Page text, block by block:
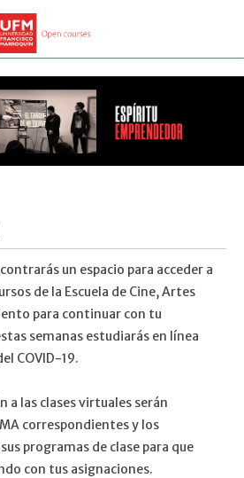
un espacio para acceder a
de la Escuela de Cine, Artes
para continuar con tu
semanas estudiarás en línea
COVID-19.
a las clases virtuales serán
correspondientes y los
programas de clase para que
con tus asignaciones.